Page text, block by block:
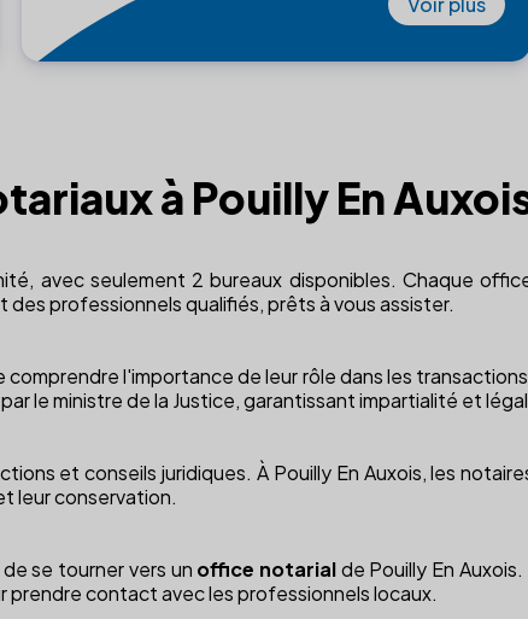
à Pouilly En
avec seulement 2 bureaux disponibles. Chaque
professionnels qualifiés, prêts à vous assister.
l'importance de leur rôle dans les
le ministre de la Justice, garantissant impartialité et
et conseils juridiques. À Pouilly En Auxois, les
leur conservation.
se tourner vers un office notarialde Pouilly En
contact avec les professionnels locaux.